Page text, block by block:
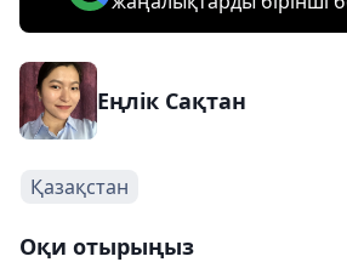
Еңлік Сақтан
Қазақстан
Оқи отырыңыз